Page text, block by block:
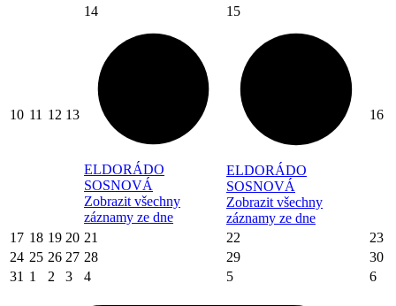
10 11 12 13
14
ELDORÁDO
SOSNOVÁ
Zobrazit všechny
záznamy ze dne
15
ELDORÁDO
SOSNOVÁ
Zobrazit všechny
záznamy ze dne
16
17 18 19 20 21 22
23
24 25 26 27 28 29
30
31 1 2 3 4 5 6